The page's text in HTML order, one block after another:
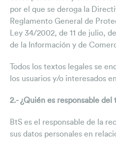
por el que se deroga la
Reglamento General de
Ley 34/2002, de 11 de julio,
de la Información y de
Todos los textos legales se
los usuarios y/o interesados
2.- ¿Quién es responsable
BtS es el responsable de la
sus datos personales en